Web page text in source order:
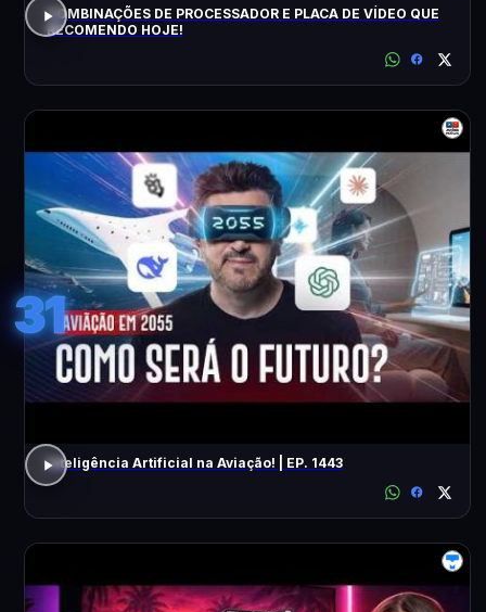
COMBINAÇÕES DE PROCESSADOR E PLACA DE VÍDEO QUE
RECOMENDO HOJE!
31
Inteligência Artificial na Aviação! | EP. 1443